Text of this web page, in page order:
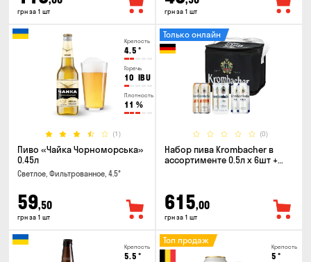
грн за 1 шт грн за 1 шт
Крепость
4.5 °
Горечь
10 IBU
Плотность
11 %
(1)
Пиво «Чайка Чорноморська»
0.45л
Светлое, Фильтрованное, 4.5°
59,50
грн за 1 шт
(0)
Только онлайн
Набор пива Krombacher в
ассортименте 0.5л х 6шт +
615,00
грн за 1 шт
Крепость
5.5 °
Крепость
5 °
Топ продаж